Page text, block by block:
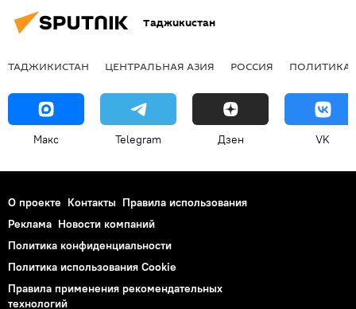
Таджикистан
ТАДЖИКИСТАН ЦЕНТРАЛЬНАЯ АЗИЯ РОССИЯ ПОЛИТИКА
Макс Telegram Дзен VK
О проекте Контакты Правила использования
Реклама Новости компаний
Политика конфиденциальности
Политика использования Cookie
Правила применения рекомендательных
технологий